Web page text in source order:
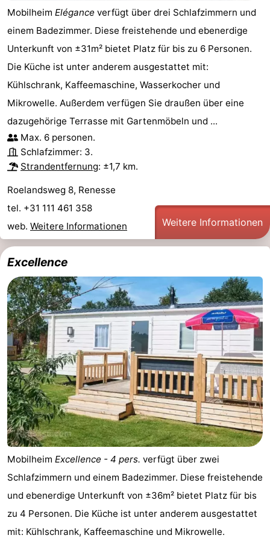
Mobilheim Elégance verfügt über drei Schlafzimmern und
einem Badezimmer. Diese freistehende und ebenerdige
Unterkunft von ±31m² bietet Platz für bis zu 6 Personen.
Die Küche ist unter anderem ausgestattet mit:
Kühlschrank, Kaffeemaschine, Wasserkocher und
Mikrowelle. Außerdem verfügen Sie draußen über eine
dazugehörige Terrasse mit Gartenmöbeln und ...
Max. 6 personen.
Schlafzimmer: 3.
Strandentfernung: ±1,7 km.
Roelandsweg 8, Renesse
tel. +31 111 461 358
web. Weitere Informationen Weitere Informationen
Excellence
Mobilheim Excellence - 4 pers. verfügt über zwei
Schlafzimmern und einem Badezimmer. Diese freistehende
und ebenerdige Unterkunft von ±36m² bietet Platz für bis
zu 4 Personen. Die Küche ist unter anderem ausgestattet
mit: Kühlschrank, Kaffeemaschine und Mikrowelle.